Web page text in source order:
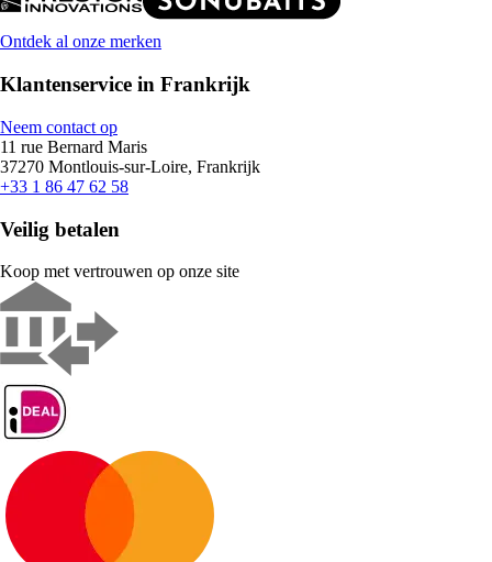
Ontdek al onze merken
Klantenservice in Frankrijk
Neem contact op
11 rue Bernard Maris
37270 Montlouis-sur-Loire, Frankrijk
+33 1 86 47 62 58
Veilig betalen
Koop met vertrouwen op onze site